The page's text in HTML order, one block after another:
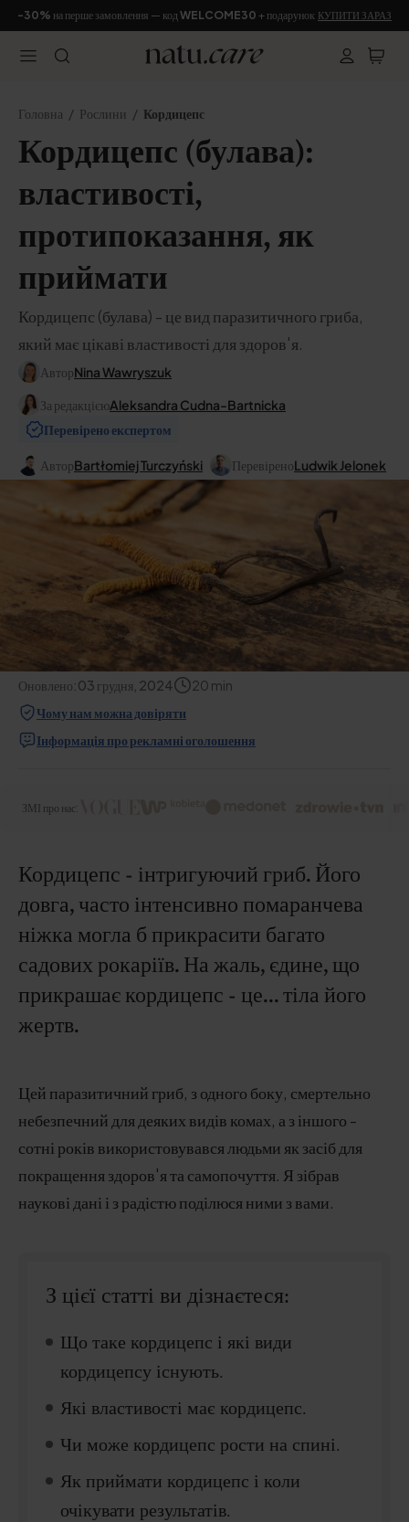
-30% на перше замовлення — код WELCOME30 + подарунок КУПИТИ ЗАРАЗ
Головна Рослини Кордицепс
Кордицепс (булава):
властивості,
протипоказання, як
приймати
Кордицепс (булава) - це вид паразитичного гриба,
який має цікаві властивості для здоров'я.
АвторNina Wawryszuk
За редакцієюAleksandra Cudna-Bartnicka
Перевірено експертом
АвторBartłomiej Turczyński ПеревіреноLudwik Jelonek
Оновлено:03 грудня, 2024 20 min
Чому нам можна довіряти
Інформація про рекламні оголошення
ЗМІ про нас:
Кордицепс - інтригуючий гриб. Його
довга, часто інтенсивно помаранчева
ніжка могла б прикрасити багато
садових рокаріїв. На жаль, єдине, що
прикрашає кордицепс - це... тіла його
жертв.
Цей паразитичний гриб, з одного боку, смертельно
небезпечний для деяких видів комах, а з іншого -
сотні років використовувався людьми як засіб для
покращення здоров'я та самопочуття. Я зібрав
наукові дані і з радістю поділюся ними з вами.
З цієї статті ви дізнаєтеся:
Що таке кордицепс і які види
кордицепсу існують.
Які властивості має кордицепс.
Чи може кордицепс рости на спині.
Як приймати кордицепс і коли
очікувати результатів.